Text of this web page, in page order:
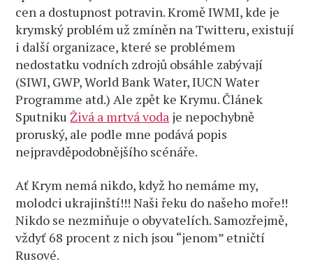
cen a dostupnost potravin. Kromě IWMI, kde je
krymský problém už zmíněn na Twitteru, existují
i další organizace, které se problémem
nedostatku vodních zdrojů obsáhle zabývají
(SIWI, GWP, World Bank Water, IUCN Water
Programme atd.) Ale zpět ke Krymu. Článek
SputnikuŽivá a mrtvá voda je nepochybně
proruský, ale podle mne podává popis
nejpravděpodobnějšího scénáře.
Ať Krym nemá nikdo, když ho nemáme my,
molodci ukrajinští!!! Naši řeku do našeho moře!!
Nikdo se nezmiňuje o obyvatelích. Samozřejmě,
vždyť 68 procent z nich jsou “jenom” etničtí
Rusové.